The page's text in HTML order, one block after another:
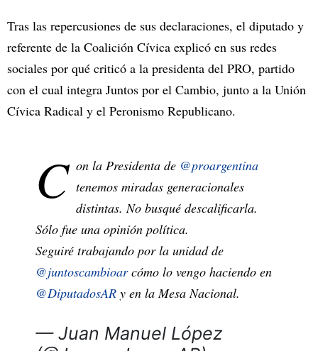
Tras las repercusiones de sus declaraciones, el diputado y
referente de la Coalición Cívica explicó en sus redes
sociales por qué criticó a la presidenta del PRO, partido
con el cual integra Juntos por el Cambio, junto a la Unión
Cívica Radical y el Peronismo Republicano.
C on la Presidenta de @proargentina
tenemos miradas generacionales
distintas. No busqué descalificarla.
Sólo fue una opinión política.
Seguiré trabajando por la unidad de
@juntoscambioarcómo lo vengo haciendo en
@DiputadosAR y en la Mesa Nacional.
— Juan Manuel López